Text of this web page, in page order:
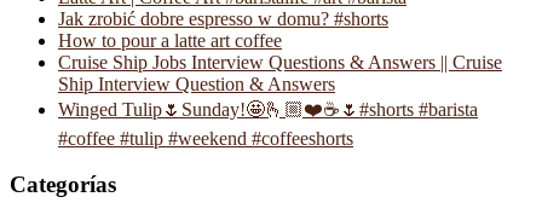
Jak zrobić dobre espresso w domu? #shorts
How to pour a latte art coffee
Cruise Ship Jobs Interview Questions & Answers || Cruise
Ship Interview Question & Answers
Winged Tulip🌷Sunday!🤩🫰🏼❤️☕️🌷#shorts #barista
#coffee #tulip #weekend #coffeeshorts
Categorías